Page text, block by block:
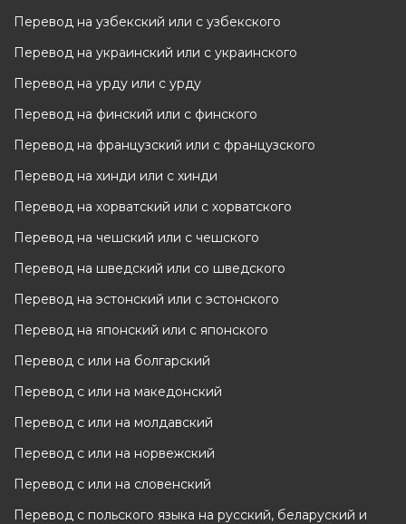
Перевод на узбекский или с узбекского
Перевод на украинский или с украинского
Перевод на урду или с урду
Перевод на финский или с финского
Перевод на французский или с французского
Перевод на хинди или с хинди
Перевод на хорватский или с хорватского
Перевод на чешский или с чешского
Перевод на шведский или со шведского
Перевод на эстонский или с эстонского
Перевод на японский или с японского
Перевод с или на болгарский
Перевод с или на македонский
Перевод с или на молдавский
Перевод с или на норвежский
Перевод с или на словенский
Перевод с польского языка на русский, беларуский и